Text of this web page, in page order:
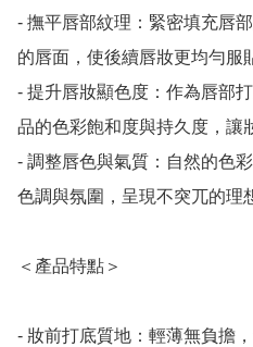
- 撫平唇部紋理：緊密填充唇
的唇面，使後續唇妝更均勻服
- 提升唇妝顯色度：作為唇部
品的色彩飽和度與持久度，讓
- 調整唇色與氣質：自然的色
色調與氛圍，呈現不突兀的理
＜產品特點＞
- 妝前打底質地：輕薄無負擔